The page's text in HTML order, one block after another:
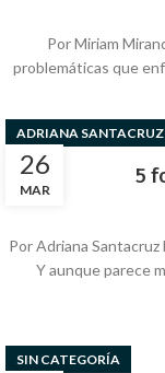
Por Miriam
problemáticas que
26
MAR
ADRIANA SANTACRUZ
5
Por Adriana
Y aunque parece
SIN CATEGORÍA